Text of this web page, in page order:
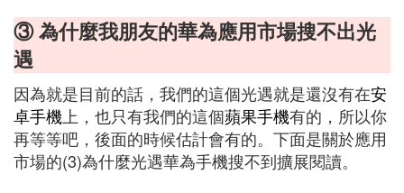
③ 為什麼我朋友的華為應用市場搜不出光
遇
因為就是目前的話，我們的這個光遇就是還沒有在安
卓手機 上，也只有我們的這個蘋果手機有的，所以你
再等等吧，後面的時候估計會有的。下面是關於應用
市場的(3)為什麼光遇華為手機搜不到擴展閱讀。